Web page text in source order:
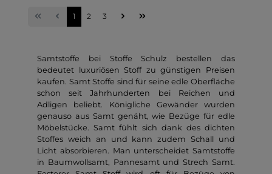
1 2 3
Samtstoffe bei Stoffe Schulz bestellen das
bedeutet luxuriösen Stoff zu günstigen Preisen
kaufen. Samt Stoffe sind für seine edle Oberfläche
schon seit Jahrhunderten bei Reichen und
Adligen beliebt. Königliche Gewänder wurden
genauso aus Samt genäht, wie Bezüge für edle
Möbelstücke. Samt fühlt sich dank des dichten
Stoffes weich an und kann zudem Schall und
Licht absorbieren. Man unterscheidet Samtstoffe
in Baumwollsamt, Pannesamt und Strech Samt.